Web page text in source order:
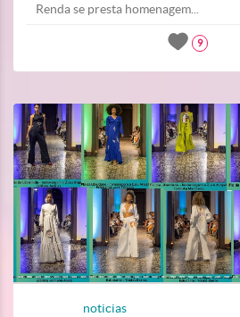
Renda se presta homenagem...
9
noticias